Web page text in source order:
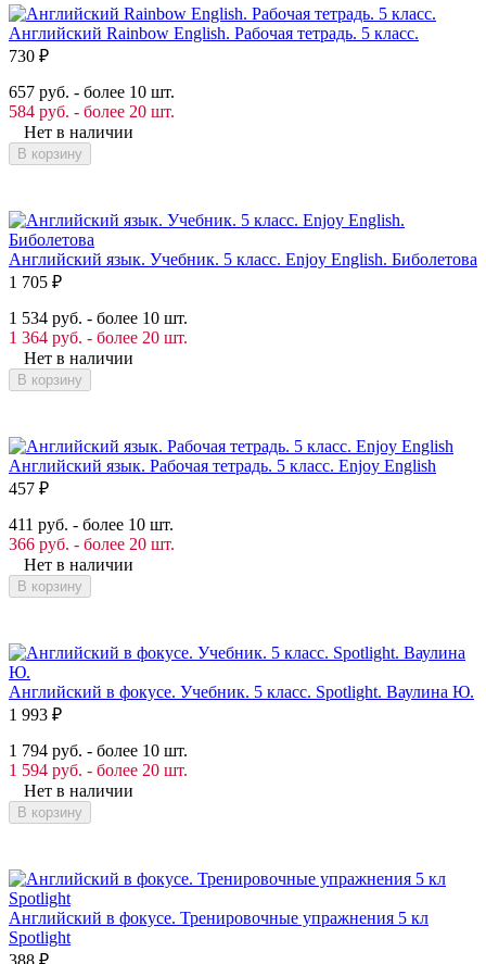
Английский Rainbow English. Рабочая тетрадь. 5 класс.
730 ₽
657 руб. - более 10 шт.
584 руб. - более 20 шт.
Нет в наличии
В корзину
Английский язык. Учебник. 5 класс. Enjoy English. Биболетова
1 705 ₽
1 534 руб. - более 10 шт.
1 364 руб. - более 20 шт.
Нет в наличии
В корзину
Английский язык. Рабочая тетрадь. 5 класс. Enjoy English
457 ₽
411 руб. - более 10 шт.
366 руб. - более 20 шт.
Нет в наличии
В корзину
Английский в фокусе. Учебник. 5 класс. Spotlight. Ваулина Ю.
1 993 ₽
1 794 руб. - более 10 шт.
1 594 руб. - более 20 шт.
Нет в наличии
В корзину
Английский в фокусе. Тренировочные упражнения 5 кл
Spotlight
388 ₽